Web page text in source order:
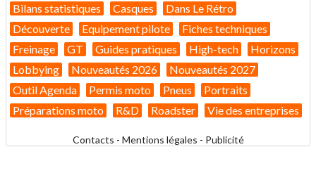
Bilans statistiques
Casques
Dans Le Rétro
Découverte
Equipement pilote
Fiches techniques
Freinage
GT Guides pratiques High-tech
Horizons
Lobbying
Nouveautés 2026
Nouveautés 2027
Outil Agenda
Permis moto Pneus
Portraits
Préparations moto
R&D Roadster Vie des entreprises
Contacts - Mentions légales - Publicité